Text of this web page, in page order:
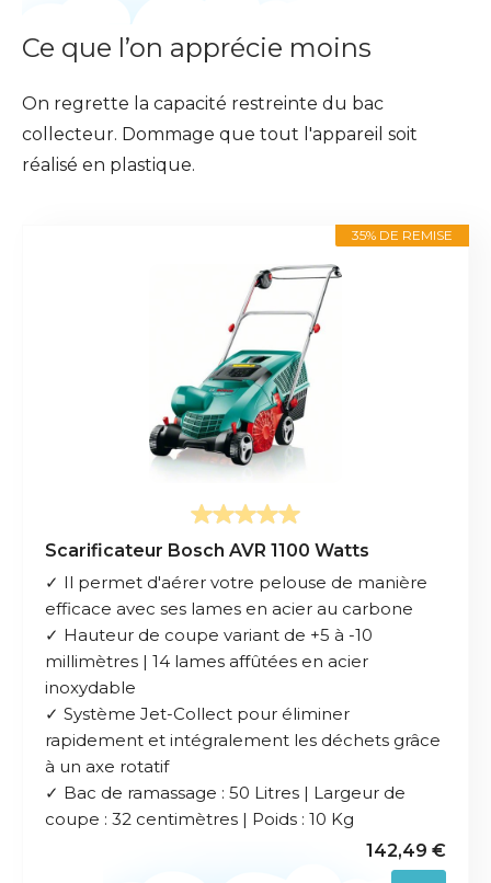
Ce que l’on apprécie moins
On regrette la capacité restreinte du bac
collecteur. Dommage que tout l'appareil soit
réalisé en plastique.
35% DE REMISE
Scarificateur Bosch AVR 1100 Watts
✓ Il permet d'aérer votre pelouse de manière
efficace avec ses lames en acier au carbone
✓ Hauteur de coupe variant de +5 à -10
millimètres | 14 lames affûtées en acier
inoxydable
✓ Système Jet-Collect pour éliminer
rapidement et intégralement les déchets grâce
à un axe rotatif
✓ Bac de ramassage : 50 Litres | Largeur de
coupe : 32 centimètres | Poids : 10 Kg
142,49 €